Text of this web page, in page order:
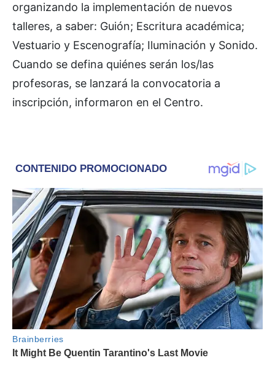
organizando la implementación de nuevos
talleres, a saber: Guión; Escritura académica;
Vestuario y Escenografía; Iluminación y Sonido.
Cuando se defina quiénes serán los/las
profesoras, se lanzará la convocatoria a
inscripción, informaron en el Centro.